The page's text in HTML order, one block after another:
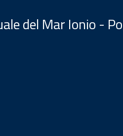
del Mar Ionio -